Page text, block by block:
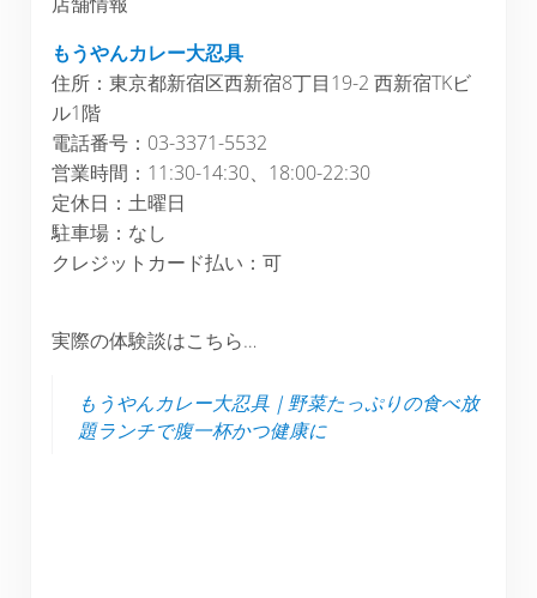
もうやんカレー大忍具
住所：東京都新宿区西新宿8丁目19-2 西新宿TKビ
ル1階
電話番号：03-3371-5532
営業時間：11:30-14:30、18:00-22:30
定休日：土曜日
駐車場：なし
クレジットカード払い：可
実際の体験談はこちら…
もうやんカレー大忍具｜野菜たっぷりの食べ放
題ランチで腹一杯かつ健康に